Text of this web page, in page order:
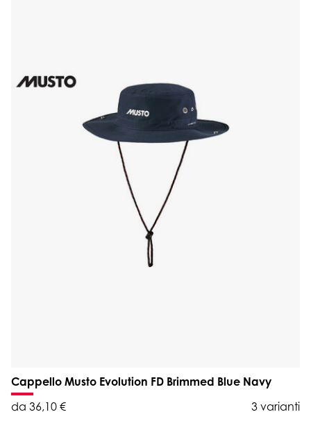
Cappello Musto Evolution FD Brimmed Blue Navy
da 36,10 €
3 varianti